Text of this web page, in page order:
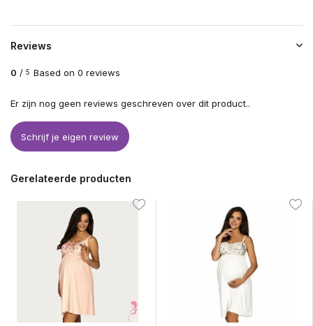
Reviews
0 / 5 Based on 0 reviews
Er zijn nog geen reviews geschreven over dit product..
Schrijf je eigen review
Gerelateerde producten